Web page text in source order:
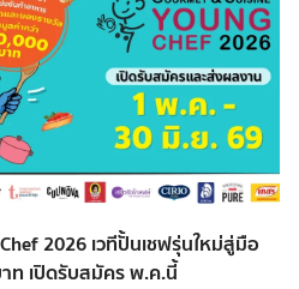
2026 เวทีปั้นเชฟรุ่นใหม่สู่มือ
ท เปิดรับสมัคร พ.ค.นี้